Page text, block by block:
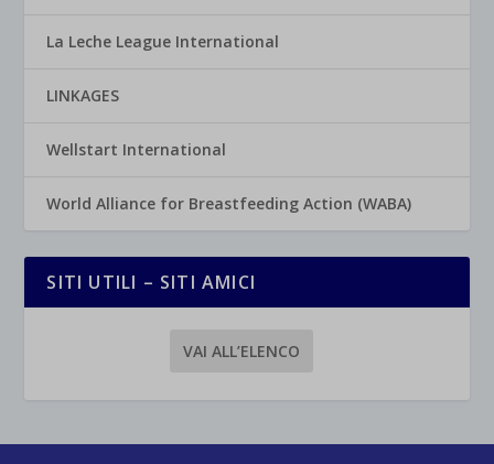
La Leche League International
LINKAGES
Wellstart International
World Alliance for Breastfeeding Action (WABA)
SITI UTILI – SITI AMICI
VAI ALL’ELENCO